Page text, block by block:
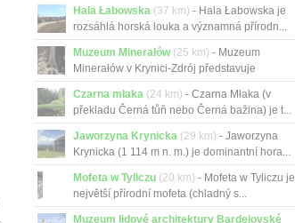
Hala Łabowska (37 km) - Hala Łabowska je
rozsáhlá horská louka a významná přírodn...
Muzeum Minerałów (25 km) - Muzeum
Minerałów v Krynici-Zdrój představuje
unikátn...
Czarna młaka (24 km) - Czarna Młaka (v
překladu Černá tůň nebo Černá bažina) je t...
Jaworzyna Krynicka (29 km) - Jaworzyna
Krynicka (1 114 m n. m.) je dominantní hora...
Mofeta w Tyliczu (20 km) - Mofeta w Tyliczu je
největší přírodní mofeta (chladný s...
Muzeum lidové architektury Bardejovské